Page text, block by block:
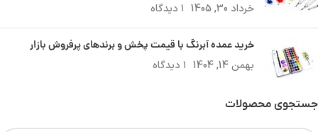
خرداد 30, 1405 ۱ دیدگاه
خرید عمده آبرنگ با قیمت پخش و برندهای پرفروش بازار
بهمن 14, 1404 ۱ دیدگاه
جستجوی محصولات